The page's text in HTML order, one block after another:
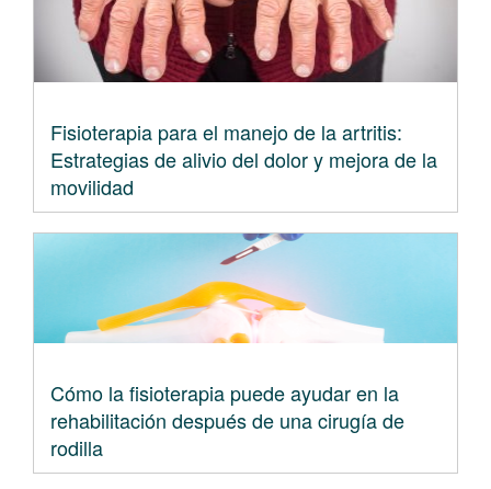
Fisioterapia para el manejo de la artritis:
Estrategias de alivio del dolor y mejora de la
movilidad
Cómo la fisioterapia puede ayudar en la
rehabilitación después de una cirugía de
rodilla